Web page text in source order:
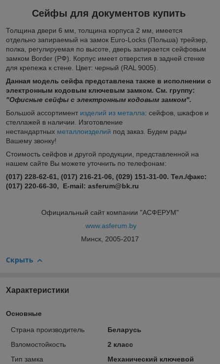
Сейфы для документов купить
Толщина двери 6 мм, толщина корпуса 2 мм, имеется
отдельно запираемый на замок Euro-Locks (Польша) трейзер,
полка, регулируемая по высоте, дверь запирается сейфовым
замком Border (РФ). Корпус имеет отверстия в задней стенке
для крепежа к стене. Цвет: черный (RAL 9005).
Данная модель сейфа представлена также в исполнении с
электронным кодовым ключевым замком. См. группу:
"Офисные сейфы с электронным кодовым замком".
Большой ассортимент изделий из металла: сейфов, шкафов и
стеллажей в наличии. Изготовление
нестандартных металлоизделий под заказ. Будем рады
Вашему звонку!
Стоимость сейфов и другой продукции, представленной на
нашем сайте Вы можете уточнить по телефонам:
(017) 228-62-61, (017) 216-21-06, (029) 151-31-00. Тел./факс:
(017) 220-66-30, E-mail: asferum@bk.ru
Официальный сайт компании "АСФЕРУМ"
www.asferum.by
Минск, 2005-2017
Скрыть
Характеристики
Основные
Страна производитель
Беларусь
Взломостойкость
2 класс
Тип замка
Механический ключевой